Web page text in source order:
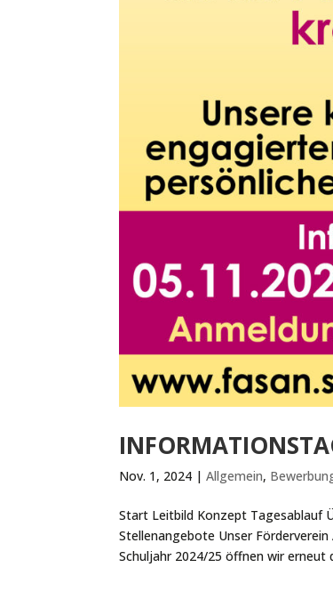
Nov. 1, 2024 |Allgemein,
Start Leitbild Konzept Tagesablauf
Stellenangebote Unser
Schuljahr 2024/25 öffnen wir erneut